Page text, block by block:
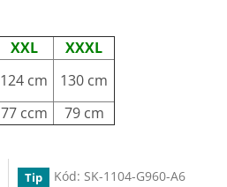
XXL
XXXL
124 cm
130 cm
77 ccm 79 cm
Tip Kód: SK-1104-G960-A6